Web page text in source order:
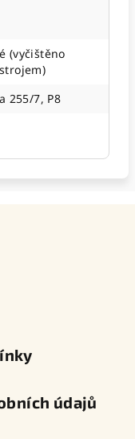
(vyčištěno
255/7, P8
údajů